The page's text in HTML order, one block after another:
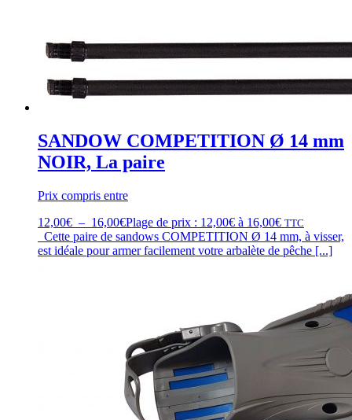
SANDOW COMPETITION Ø 14 mm
NOIR, La paire
Prix compris entre
12,00€ – 16,00€Plage de prix : 12,00€ à 16,00€ TTC
Cette paire de sandows COMPETITION Ø 14 mm, à visser,
est idéale pour armer facilement votre arbalète de pêche [...]